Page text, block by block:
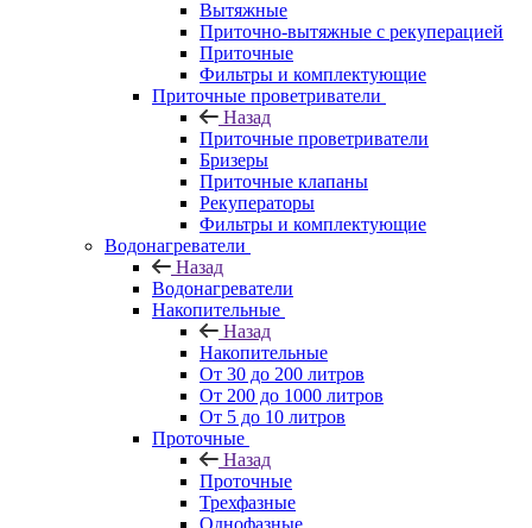
Вытяжные
Приточно-вытяжные с рекуперацией
Приточные
Фильтры и комплектующие
Приточные проветриватели
Назад
Приточные проветриватели
Бризеры
Приточные клапаны
Рекуператоры
Фильтры и комплектующие
Водонагреватели
Назад
Водонагреватели
Накопительные
Назад
Накопительные
От 30 до 200 литров
От 200 до 1000 литров
От 5 до 10 литров
Проточные
Назад
Проточные
Трехфазные
Однофазные